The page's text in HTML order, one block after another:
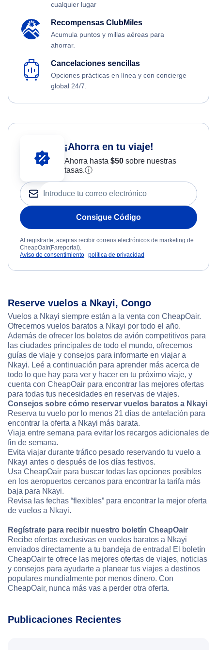
cualquier lugar
Recompensas ClubMiles
Acumula puntos y millas aéreas para
ahorrar.
Cancelaciones sencillas
Opciones prácticas en línea y con concierge
global 24/7.
¡Ahorra en tu viaje!
Ahorra hasta $50sobre nuestras
tasas.ⓘ
Consigue Código
Al registrarte, aceptas recibir correos electrónicos de marketing de
CheapOair(Fareportal).
Aviso de consentimiento política de privacidad
Reserve vuelos a Nkayi, Congo
Vuelos a Nkayi siempre están a la venta con CheapOair.
Ofrecemos vuelos baratos a Nkayi por todo el año.
Además de ofrecer los boletos de avión competitivos para
las ciudades principales de todo el mundo, ofrecemos
guías de viaje y consejos para informarte en viajar a
Nkayi. Leé a continuación para aprender más acerca de
todo lo que hay para ver y hacer en tu próximo viaje, y
cuenta con CheapOair para encontrar las mejores ofertas
para todas tus necesidades en reservas de viajes.
Consejos sobre cómo reservar vuelos baratos a Nkayi
Reserva tu vuelo por lo menos 21 días de antelación para
encontrar la oferta a Nkayi más barata.
Viaja entre semana para evitar los recargos adicionales de
fin de semana.
Evita viajar durante tráfico pesado reservando tu vuelo a
Nkayi antes o después de los días festivos.
Usa CheapOair para buscar todas las opciones posibles
en los aeropuertos cercanos para encontrar la tarifa más
baja para Nkayi.
Revisa las fechas “flexibles” para encontrar la mejor oferta
de vuelos a Nkayi.
Regístrate para recibir nuestro boletín CheapOair
Recibe ofertas exclusivas en vuelos baratos a Nkayi
enviados directamente a tu bandeja de entrada! El boletín
CheapOair te ofrece las mejores ofertas de viajes, noticias
y consejos para ayudarte a planear tus viajes a destinos
populares mundialmente por menos dinero. Con
CheapOair, nunca más vas a perder otra oferta.
Publicaciones Recientes